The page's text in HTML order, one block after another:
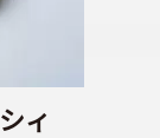
ィ